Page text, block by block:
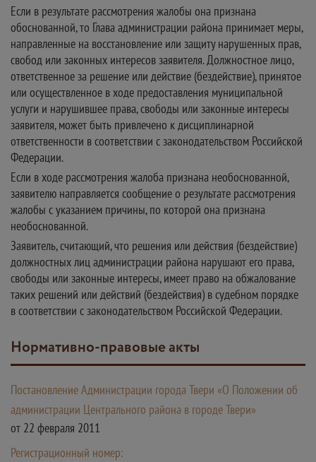
Если в результате рассмотрения жалобы она признана
обоснованной, то Глава администрации района принимает меры,
направленные на восстановление или защиту нарушенных прав,
свобод или законных интересов заявителя. Должностное лицо,
ответственное за решение или действие (бездействие), принятое
или осуществленное в ходе предоставления муниципальной
услуги и нарушившее права, свободы или законные интересы
заявителя, может быть привлечено к дисциплинарной
ответственности в соответствии с законодательством Российской
Федерации.
Если в ходе рассмотрения жалоба признана необоснованной,
заявителю направляется сообщение о результате рассмотрения
жалобы с указанием причины, по которой она признана
необоснованной.
Заявитель, считающий, что решения или действия (бездействие)
должностных лиц администрации района нарушают его права,
свободы или законные интересы, имеет право на обжалование
таких решений или действий (бездействия) в судебном порядке
в соответствии с законодательством Российской Федерации.
Нормативно-правовые акты
Постановление Администрации города Твери «О Положении об
администрации Центрального района в городе Твери»
от 22 февраля 2011
Регистрационный номер: